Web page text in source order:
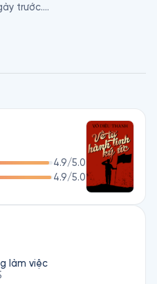
trước.
giáo viên tiểu học, dạy môn
văn chương. Một số tác
Dặm Sầu Giăng…
4.9/5.0
4.9/5.0
làm việc